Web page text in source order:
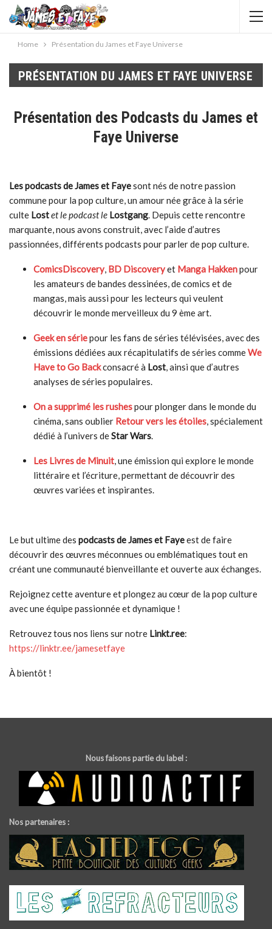
Home Présentation du James et Faye Universe
PRÉSENTATION DU JAMES ET FAYE UNIVERSE
Présentation des Podcasts du James et
Faye Universe
Les podcasts de James et Fayesont nés de notre passion
commune pour la pop culture, un amour née grâce à la série
culte Lostet le podcast le Lostgang. Depuis cette rencontre
marquante, nous avons construit, avec l’aide d’autres
passionnées, différents podcasts pour parler de pop culture.
ComicsDiscovery, BD Discoveryet Manga Hakkenpour
les amateurs de bandes dessinées, de comics et de
mangas, mais aussi pour les lecteurs qui veulent
découvrir le monde merveilleux du 9 ème art.
Geek en sériepour les fans de séries télévisées, avec des
émissions dédiées aux récapitulatifs de séries commeWe
Have to Go Backconsacré à Lost, ainsi que d’autres
analyses de séries populaires.
On a supprimé les rushespour plonger dans le monde du
cinéma, sans oublier Retour vers les étoiles, spécialement
dédié à l’univers deStar Wars.
Les Livres de Minuit, une émission qui explore le monde
littéraire et l’écriture, permettant de découvrir des
œuvres variées et inspirantes.
Le but ultime des podcasts de James et Fayeest de faire
découvrir des œuvres méconnues ou emblématiques tout en
créant une communauté bienveillante et ouverte aux échanges.
Rejoignez cette aventure et plongez au cœur de la pop culture
avec une équipe passionnée et dynamique !
Retrouvez tous nos liens sur notre Linkt.ree:
https://linktr.ee/jamesetfaye
À bientôt !
Nous faisons partie du label :
Nos partenaires :